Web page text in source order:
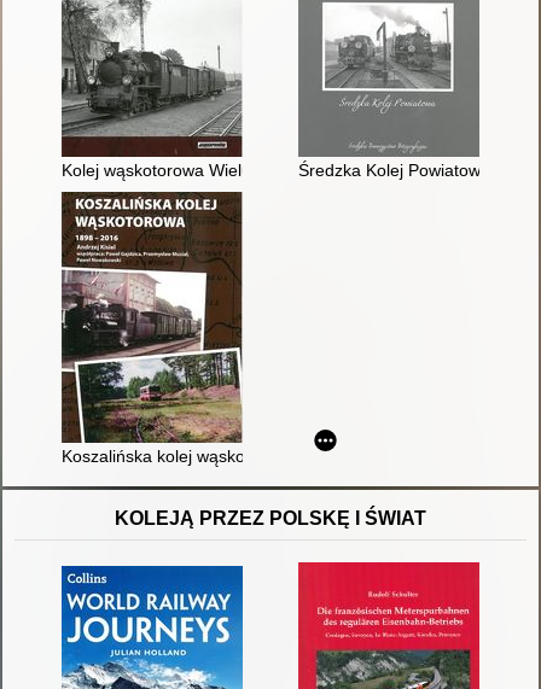
Kolej wąskotorowa Wieluń - Praszka - Olesno
Średzka Kolej Powiatowa
Koszalińska kolej wąskotorowa 1898-2016
KOLEJĄ PRZEZ POLSKĘ I ŚWIAT